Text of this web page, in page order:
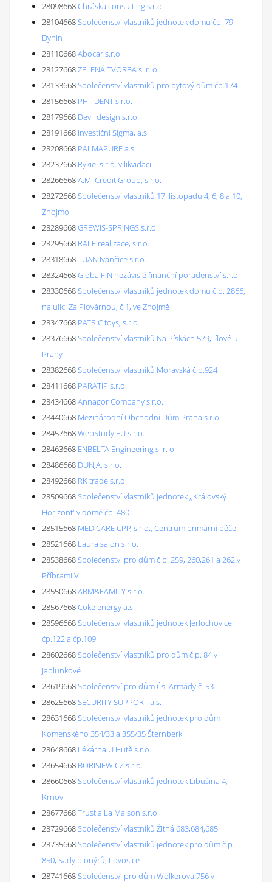
28098668Chráska consulting s.r.o.
28104668Společenství vlastníků jednotek domu čp. 79
Dynín
28110668Abocar s.r.o.
28127668ZELENÁ TVORBA s. r. o.
28133668Společenství vlastníků pro bytový dům čp.174
28156668 PH - DENT s.r.o.
28179668 Devil design s.r.o.
28191668 Investiční Sigma, a.s.
28208668 PALMAPURE a.s.
28237668 Rykiel s.r.o. v likvidaci
28266668A.M. Credit Group, s.r.o.
28272668Společenství vlastníků 17. listopadu 4, 6, 8 a 10,
Znojmo
28289668GREWIS-SPRINGS s.r.o.
28295668 RALF realizace, s.r.o.
28318668TUAN Ivančice s.r.o.
28324668GlobalFIN nezávislé finanční poradenství s.r.o.
28330668Společenství vlastníků jednotek domu č.p. 2866,
na ulici Za Plovárnou, č.1, ve Znojmě
28347668 PATRIC toys, s.r.o.
28376668Společenství vlastníků Na Pískách 579, Jílové u
Prahy
28382668Společenství vlastníků Moravská č.p.924
28411668 PARATIP s.r.o.
28434668Annagor Company s.r.o.
28440668 Mezinárodní Obchodní Dům Praha s.r.o.
28457668WebStudy EU s.r.o.
28463668 ENBELTA Engineering s. r. o.
28486668 DUNJA, s.r.o.
28492668 RK trade s.r.o.
28509668Společenství vlastníků jednotek ,,Královský
Horizont' v domě čp. 480
28515668 MEDICARE CPP, s.r.o., Centrum primární péče
28521668 Laura salon s.r.o.
28538668Společenství pro dům č.p. 259, 260,261 a 262 v
Příbrami V
28550668ABM&FAMILY s.r.o.
28567668Coke energy a.s.
28596668Společenství vlastníků jednotek Jerlochovice
čp.122 a čp.109
28602668Společenství vlastníků pro dům č.p. 84 v
Jablunkově
28619668Společenství pro dům Čs. Armády č. 53
28625668SECURITY SUPPORT a.s.
28631668Společenství vlastníků jednotek pro dům
Komenského 354/33 a 355/35 Šternberk
28648668 Lékárna U Hutě s.r.o.
28654668 BORISIEWICZ s.r.o.
28660668Společenství vlastníků jednotek Libušina 4,
Krnov
28677668Trust a La Maison s.r.o.
28729668Společenství vlastníků Žitná 683,684,685
28735668Společenství vlastníků jednotek pro dům č.p.
850, Sady pionýrů, Lovosice
28741668Společenství pro dům Wolkerova 756 v